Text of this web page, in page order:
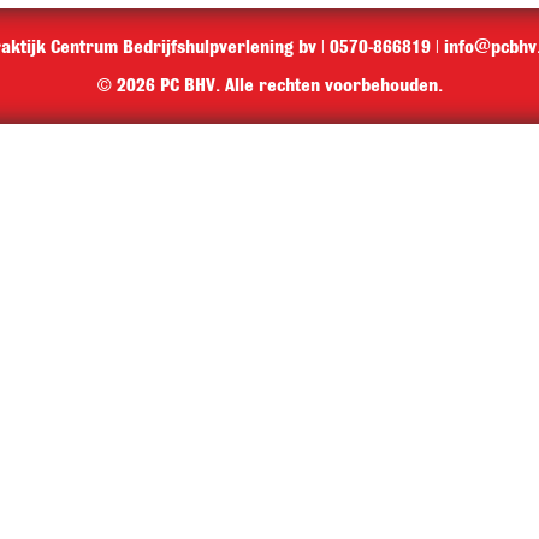
Centrum Bedrijfshulpverlening bv | 0570-866819 |
© 2026 PC BHV. Alle rechten voorbehouden.